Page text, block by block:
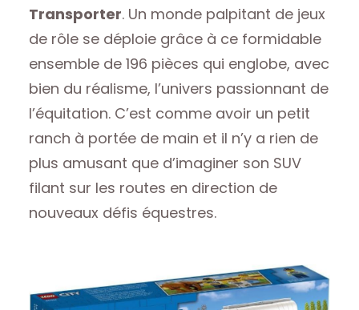
Transporter. Un monde palpitant de jeux
de rôle se déploie grâce à ce formidable
ensemble de 196 pièces qui englobe, avec
bien du réalisme, l’univers passionnant de
l’équitation. C’est comme avoir un petit
ranch à portée de main et il n’y a rien de
plus amusant que d’imaginer son SUV
filant sur les routes en direction de
nouveaux défis équestres.